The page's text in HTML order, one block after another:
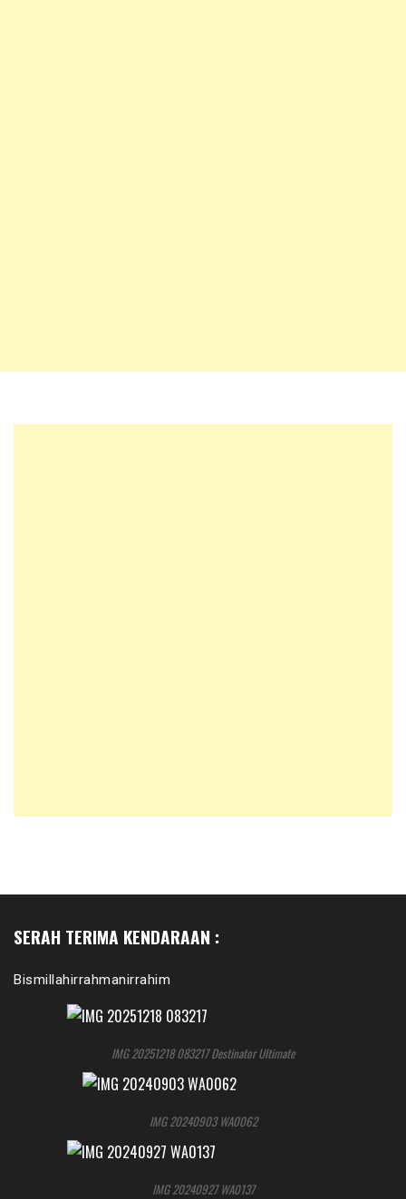
SERAH TERIMA KENDARAAN :
Bismillahirrahmanirrahim
IMG 20251218 083217 Destinator Ultimate
IMG 20240903 WA0062
IMG 20240927 WA0137